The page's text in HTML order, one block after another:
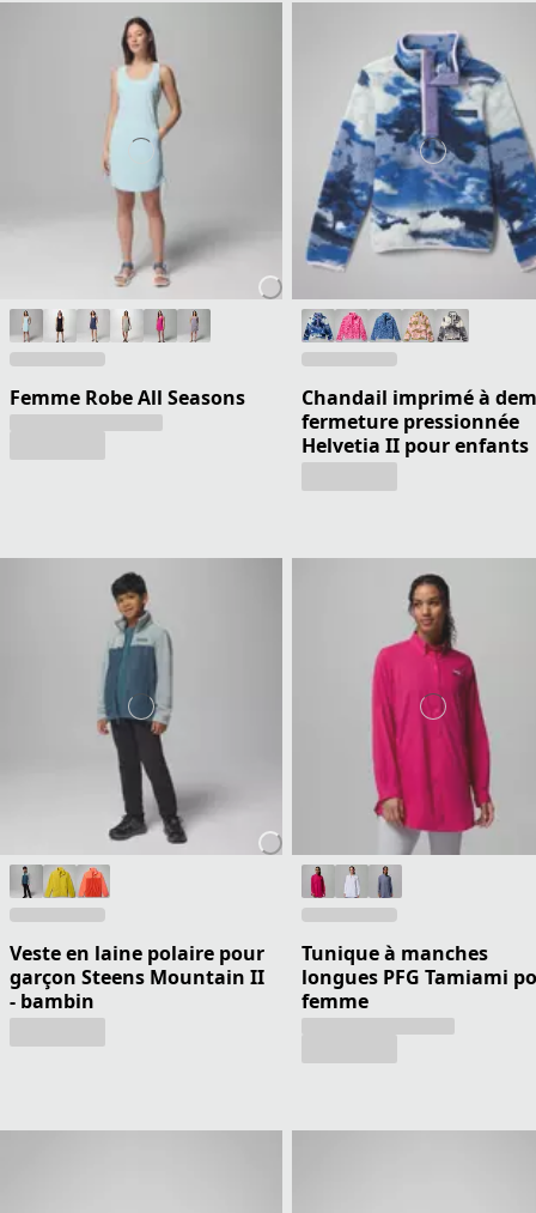
Femme Robe All Seasons
Chandail imprimé à
fermeture pressionnée
Helvetia II pour enfants
Veste en laine polaire pour
garçon Steens Mountain II
- bambin
Tunique à manches
longues PFG Tamiami
femme